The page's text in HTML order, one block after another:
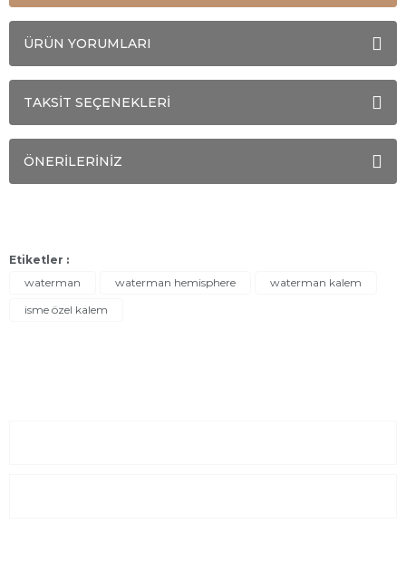
ÜRÜN YORUMLARI
TAKSİT SEÇENEKLERİ
ÖNERİLERİNİZ
Etiketler :
waterman
waterman hemisphere
waterman kalem
isme özel kalem